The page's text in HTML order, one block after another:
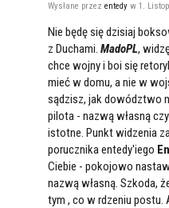
Wysłane przez entedy w 1.
Nie będę się dzisiaj
z Duchami. MadoPL,
chce wojny i boi się
mieć w domu, a nie w
sądzisz, jak dowództwo
pilota - nazwą własną
istotne. Punkt widzenia
porucznika entedy'iego
Ciebie - pokojowo
nazwą własną. Szkoda,
tym , co w rdzeniu postu.